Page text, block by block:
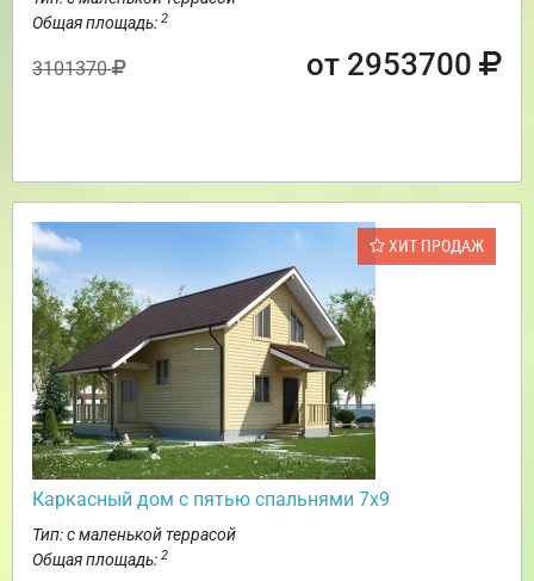
Общая площадь: 2
3101370 от 2953700
ХИТ ПРОДАЖ
Каркасный дом с пятью спальнями 7х9
Тип: с маленькой террасой
Общая площадь: 2